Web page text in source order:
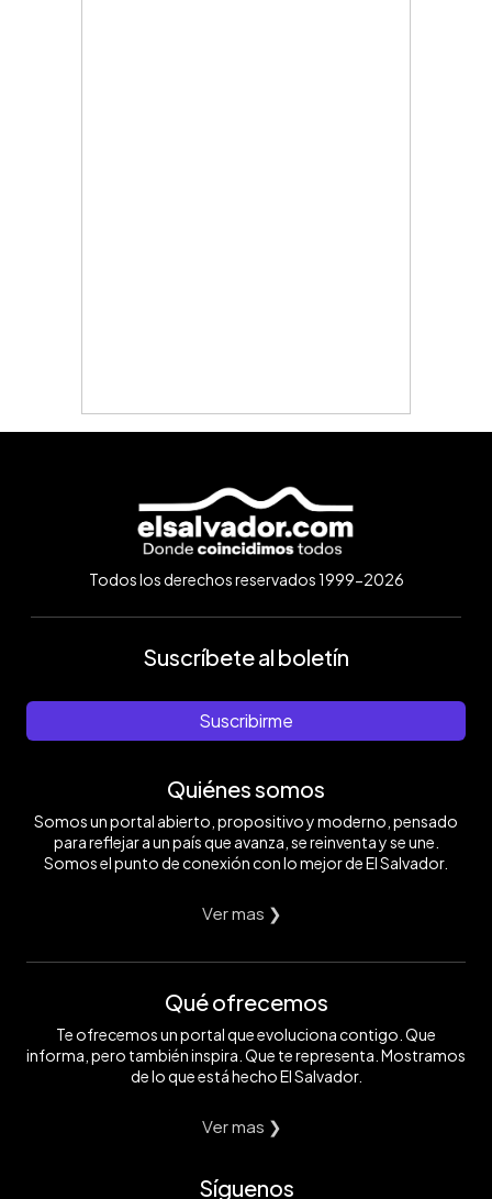
Todos los derechos reservados 1999-2026
Suscríbete al boletín
Suscribirme
Quiénes somos
Somos un portal abierto, propositivo y moderno, pensado
para reflejar a un país que avanza, se reinventa y se une.
Somos el punto de conexión con lo mejor de El Salvador.
Ver mas ❯
Qué ofrecemos
Te ofrecemos un portal que evoluciona contigo. Que
informa, pero también inspira. Que te representa. Mostramos
de lo que está hecho El Salvador.
Ver mas ❯
Síguenos